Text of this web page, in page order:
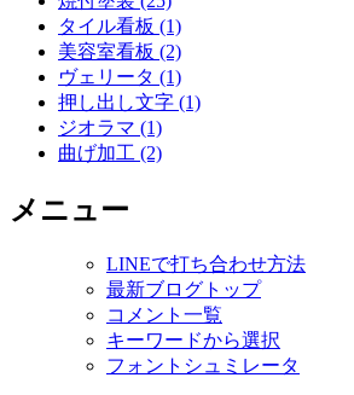
タイル看板 (1)
美容室看板 (2)
ヴェリータ (1)
押し出し文字 (1)
ジオラマ (1)
曲げ加工 (2)
メニュー
LINEで打ち合わせ方法
最新ブログトップ
コメント一覧
キーワードから選択
フォントシュミレータ